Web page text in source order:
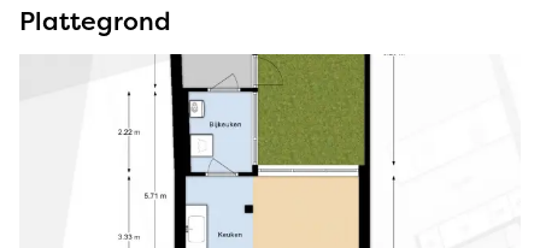
Plattegrond